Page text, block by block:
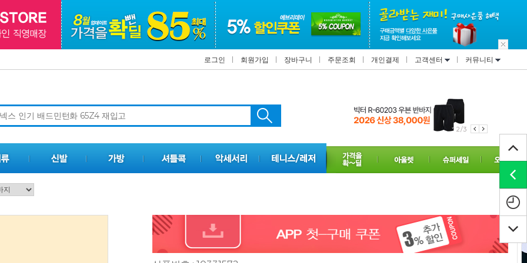
로그인 회원가입 장바구니 주문조회 개인결제 고객센터 커뮤니티
2/3